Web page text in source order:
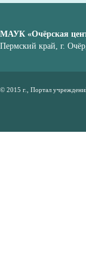
МАУК «Очёрская
Пермский край, г.
© 2015 г., Портал